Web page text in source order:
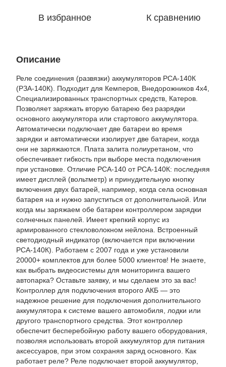
В избранное К сравнению
Описание
Реле соединения (развязки) аккумуляторов РСА-140К
(РЗА-140К). Подходит для Кемперов, Внедорожников 4x4,
Специализированных транспортных средств, Катеров.
Позволяет заряжать вторую батарею без разрядки
основного аккумулятора или стартового аккумулятора.
Автоматически подключает две батареи во время
зарядки и автоматически изолирует две батареи, когда
они не заряжаются. Плата залита полиуретаном, что
обеспечивает гибкость при выборе места подключения
при установке. Отличие РСА-140 от РСА-140К: последняя
имеет дисплей (вольтметр) и принудительную кнопку
включения двух батарей, например, когда села основная
батарея на и нужно запуститься от дополнительной. Или
когда мы заряжаем обе батареи контроллером зарядки
солнечных панелей. Имеет крепкий корпус из
армированного стекловолокном нейлона. Встроенный
светодиодный индикатор (включается при включении
РСА-140К). Работаем с 2007 года и уже установили
20000+ комплектов для более 5000 клиентов! Не знаете,
как выбрать видеосистемы для мониторинга вашего
автопарка? Оставьте заявку, и мы сделаем это за вас!
Контроллер для подключения второго АКБ — это
надежное решение для подключения дополнительного
аккумулятора к системе вашего автомобиля, лодки или
другого транспортного средства. Этот контроллер
обеспечит бесперебойную работу вашего оборудования,
позволяя использовать второй аккумулятор для питания
аксессуаров, при этом сохраняя заряд основного. Как
работает реле? Реле подключает второй аккумулятор,